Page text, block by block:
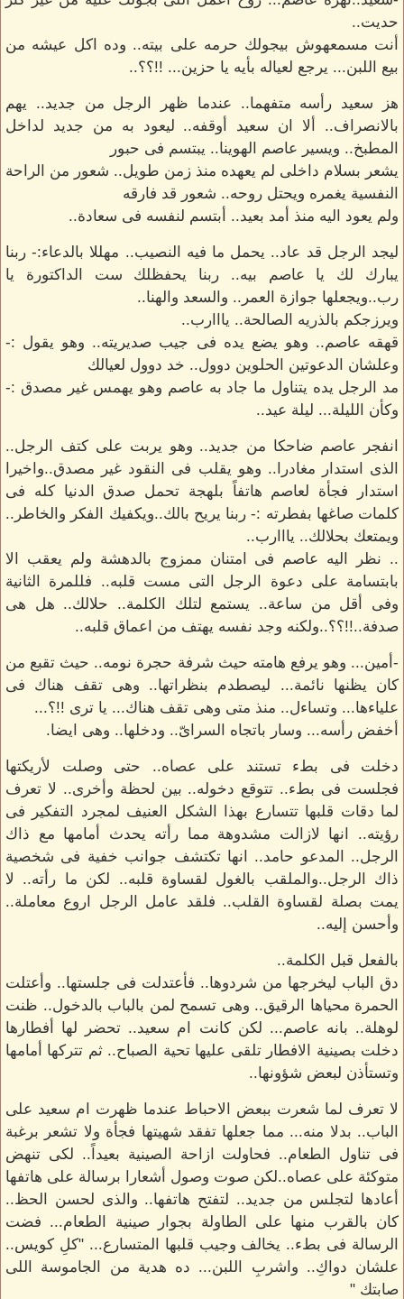
حديت..
أنت مسمعهوش بيجولك حرمه على بيته.. وده اكل عيشه من
بيع اللبن... يرجع لعياله بأيه يا حزين... !!؟؟..
هز سعيد رأسه متفهما.. عندما ظهر الرجل من جديد.. يهم
بالانصراف.. ألا ان سعيد أوقفه.. ليعود به من جديد لداخل
المطبخ.. ويسير عاصم الهوينا.. يبتسم فى حبور
يشعر بسلام داخلى لم يعهده منذ زمن طويل.. شعور من الراحة
النفسية يغمره ويحتل روحه.. شعور قد فارقه
ولم يعود اليه منذ أمد بعيد.. أبتسم لنفسه فى سعادة..
ليجد الرجل قد عاد.. يحمل ما فيه النصيب.. مهللا بالدعاء:- ربنا
يبارك لك يا عاصم بيه.. ربنا يحفظلك ست الداكتورة يا
رب..ويجعلها جوازة العمر.. والسعد والهنا..
ويرزجكم بالذريه الصالحة.. يااارب..
قهقه عاصم.. وهو يضع يده فى جيب صديريته.. وهو يقول :-
وعلشان الدعوتين الحلوين دوول.. خد دوول لعيالك
مد الرجل يده يتناول ما جاد به عاصم وهو يهمس غير مصدق :-
وكأن الليلة... ليلة عيد..
انفجر عاصم ضاحكا من جديد.. وهو يربت على كتف الرجل..
الذى استدار مغادرا.. وهو يقلب فى النقود غير مصدق..واخيرا
استدار فجأة لعاصم هاتفاً بلهجة تحمل صدق الدنيا كله فى
كلمات صاغها بفطرته :- ربنا يريح بالك..ويكفيك الفكر والخاطر..
ويمتعك بحلالك.. يااارب..
.. نظر اليه عاصم فى امتنان ممزوج بالدهشة ولم يعقب الا
بابتسامة على دعوة الرجل التى مست قلبه.. فللمرة الثانية
وفى أقل من ساعة.. يستمع لتلك الكلمة.. حلالك.. هل هى
صدفة..!!؟؟..ولكنه وجد نفسه يهتف من اعماق قلبه..
-أمين... وهو يرفع هامته حيث شرفة حجرة نومه.. حيث تقبع من
كان يظنها نائمة... ليصطدم بنظراتها.. وهى تقف هناك فى
علياءها... وتساءل.. منذ متى وهى تقف هناك... يا ترى !!؟...
أخفض رأسه... وسار باتجاه السراىّ.. ودخلها.. وهى ايضا.
دخلت فى بطء تستند على عصاه.. حتى وصلت لأريكتها
فجلست فى بطء.. تتوقع دخوله.. بين لحظة وأخرى.. لا تعرف
لما دقات قلبها تتسارع بهذا الشكل العنيف لمجرد التفكير فى
رؤيته.. انها لازالت مشدوهة مما رأته يحدث أمامها مع ذاك
الرجل.. المدعو حامد.. انها تكتشف جوانب خفية فى شخصية
ذاك الرجل..والملقب بالغول لقساوة قلبه.. لكن ما رأته.. لا
يمت بصلة لقساوة القلب.. فلقد عامل الرجل اروع معاملة..
وأحسن إليه..
بالفعل قبل الكلمة..
دق الباب ليخرجها من شردوها.. فأعتدلت فى جلستها.. وأعتلت
الحمرة محياها الرقيق.. وهى تسمح لمن بالباب بالدخول.. ظنت
لوهلة.. بانه عاصم... لكن كانت ام سعيد.. تحضر لها أفطارها
دخلت بصينية الافطار تلقى عليها تحية الصباح.. ثم تتركها أمامها
وتستأذن لبعض شؤونها..
لا تعرف لما شعرت ببعض الاحباط عندما ظهرت ام سعيد على
الباب.. بدلا منه... مما جعلها تفقد شهيتها فجأة ولا تشعر برغبة
فى تناول الطعام.. فحاولت ازاحة الصينية بعيداً.. لكى تنهض
متوكئة على عصاه..لكن صوت وصول أشعارا برسالة على هاتفها
أعادها لتجلس من جديد.. لتفتح هاتفها.. والذى لحسن الحظ..
كان بالقرب منها على الطاولة بجوار صينية الطعام... فضت
الرسالة فى بطء.. يخالف وجيب قلبها المتسارع... "كلِ كويس..
علشان دواكِ.. واشربِ اللبن... ده هدية من الجاموسة اللى
صابتك "